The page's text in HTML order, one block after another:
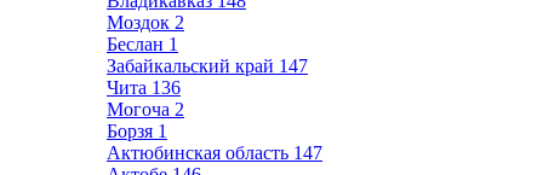
Моздок 2
Беслан 1
Забайкальский край 147
Чита 136
Могоча 2
Борзя 1
Актюбинская область 147